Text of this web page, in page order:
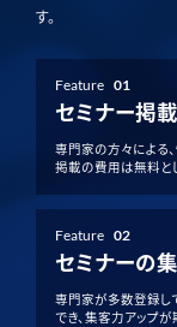
す。
Feature 01
セミナー掲
専門家の方々による
掲載の費用は無料と
Feature 02
セミナーの
専門家が多数登録し
でき、集客力アップが